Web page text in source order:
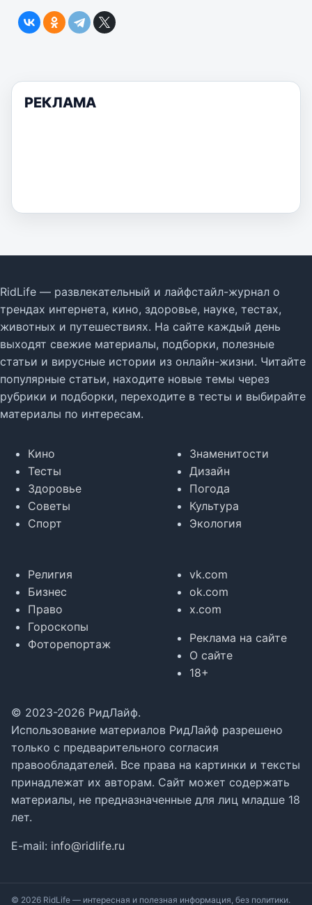
РЕКЛАМА
RidLife — развлекательный и лайфстайл-журнал о
трендах интернета, кино, здоровье, науке, тестах,
животных и путешествиях. На сайте каждый день
выходят свежие материалы, подборки, полезные
статьи и вирусные истории из онлайн-жизни. Читайте
популярные статьи, находите новые темы через
рубрики и подборки, переходите в тесты и выбирайте
материалы по интересам.
Кино
Тесты
Здоровье
Советы
Спорт
Знаменитости
Дизайн
Погода
Культура
Экология
Религия
Бизнес
Право
Гороскопы
Фоторепортаж
vk.com
ok.com
x.com
Реклама на сайте
О сайте
18+
© 2023-2026 РидЛайф.
Использование материалов РидЛайф разрешено
только с предварительного согласия
правообладателей. Все права на картинки и тексты
принадлежат их авторам. Сайт может содержать
материалы, не предназначенные для лиц младше 18
лет.
E-mail: info@ridlife.ru
© 2026 RidLife — интересная и полезная информация, без политики.